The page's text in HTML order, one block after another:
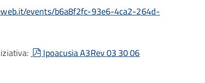
events/b6a8f2fc-93e6-4ca2-264d-
pdf
Ipoacusia A3Rev 03 30 06